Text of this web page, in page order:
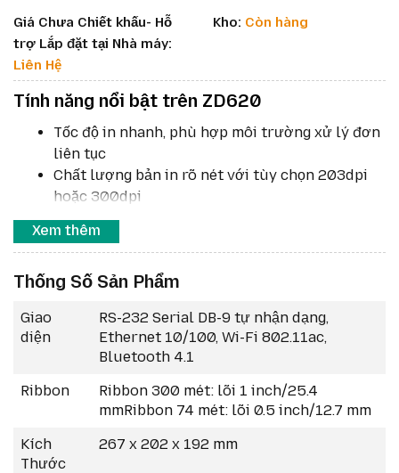
Giá Chưa Chiết khấu- Hỗ
trợ Lắp đặt tại Nhà máy:
Liên Hệ
Kho: Còn hàng
Tính năng nổi bật trên ZD620
Tốc độ in nhanh, phù hợp môi trường xử lý đơn
liên tục
Chất lượng bản in rõ nét với tùy chọn 203dpi
hoặc 300dpi
Bộ nhớ lớn giúp xử lý dữ liệu tem nhãn ổn định
Màn hình LCD màu dễ theo dõi và thao tác
Xem thêm
Thống Số Sản Phẩm
Giao
diện
RS-232 Serial DB-9 tự nhận dạng,
Ethernet 10/100, Wi-Fi 802.11ac,
Bluetooth 4.1
Ribbon
Ribbon 300 mét: lõi 1 inch/25.4
mmRibbon 74 mét: lõi 0.5 inch/12.7 mm
Kích
Thước
267 x 202 x 192 mm